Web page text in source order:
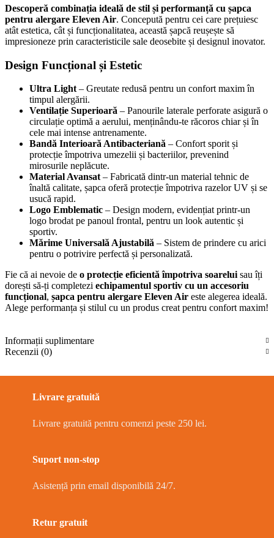
multe
variații.
Opțiunile
pot
în
pagina
produsului.
multe
variații.
Opțiunile
pot
în
produsului.
Descoperă combinația ideală de stil și performanță cu șapca
pentru alergare Eleven Air. Concepută pentru cei care prețuiesc
atât estetica, cât și funcționalitatea, această șapcă reușește să
impresioneze prin caracteristicile sale deosebite și designul inovator.
Design Funcțional și Estetic
Ultra Light – Greutate redusă pentru un confort maxim în
timpul alergării.
Ventilație Superioară – Panourile laterale perforate asigură o
circulație optimă a aerului, menținându-te răcoros chiar și în
cele mai intense antrenamente.
Bandă Interioară Antibacteriană – Confort sporit și
protecție împotriva umezelii și bacteriilor, prevenind
mirosurile neplăcute.
Material Avansat – Fabricată dintr-un material tehnic de
înaltă calitate, șapca oferă protecție împotriva razelor UV și se
usucă rapid.
Logo Emblematic – Design modern, evidențiat printr-un
logo brodat pe panoul frontal, pentru un look autentic și
sportiv.
Mărime Universală Ajustabilă – Sistem de prindere cu arici
pentru o potrivire perfectă și personalizată.
Fie că ai nevoie de o protecție eficientă împotriva soarelui sau îți
dorești să-ți completezi echipamentul sportiv cu un accesoriu
funcțional, șapca pentru alergare Eleven Air este alegerea ideală.
Alege performanța și stilul cu un produs creat pentru confort maxim!
Informații suplimentare
Recenzii (0)
Livrare gratuită
Livrare gratuită pentru comenzi peste 250 lei.
Suport non-stop
Asistență prin email disponibilă 24/7.
Retur gratuit